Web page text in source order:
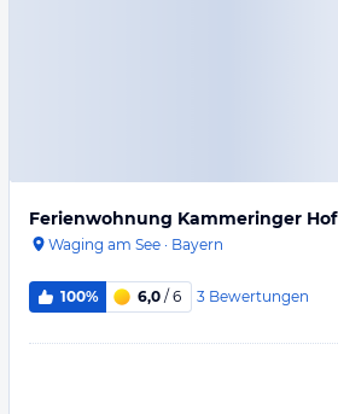
Ferienwohnung Kammeringer Hof
Waging am See · Bayern
100% 6,0 / 6 3 Bewertungen